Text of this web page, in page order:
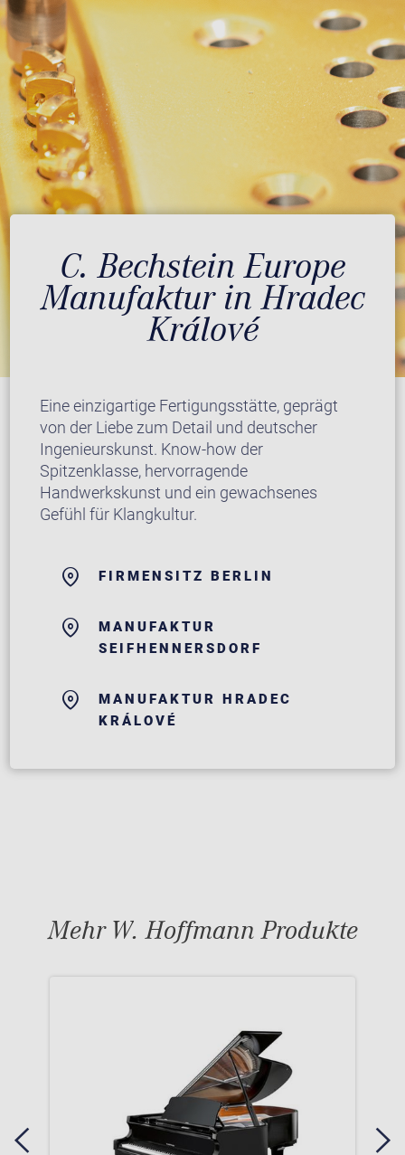
C. Bechstein Europe
Manufaktur in Hradec
Králové
Eine einzigartige Fertigungsstätte, geprägt
von der Liebe zum Detail und deutscher
Ingenieurskunst. Know-how der
Spitzenklasse, hervorragende
Handwerkskunst und ein gewachsenes
Gefühl für Klangkultur.
FIRMENSITZ BERLIN
MANUFAKTUR
SEIFHENNERSDORF
MANUFAKTUR HRADEC
KRÁLOVÉ
Mehr W. Hoffmann Produkte